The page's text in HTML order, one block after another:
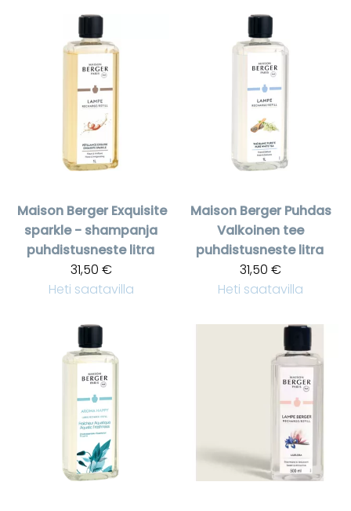
Maison Berger Exquisite
sparkle - shampanja
puhdistusneste litra
31,50 €
Heti saatavilla
Maison Berger Puhdas
Valkoinen tee
puhdistusneste litra
31,50 €
Heti saatavilla